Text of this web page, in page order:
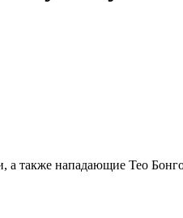
также нападающие Тео